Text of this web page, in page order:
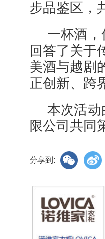
步品鉴区，
一杯酒
回答了关于
美酒与越剧
正创新、跨
本次活动
限公司共同
分享到: